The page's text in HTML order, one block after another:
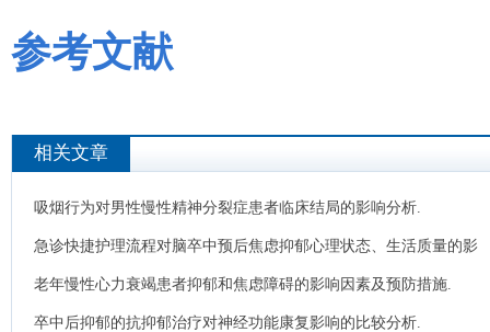
参考文献
相关文章
吸烟行为对男性慢性精神分裂症患者临床结局的影响分析.
急诊快捷护理流程对脑卒中预后焦虑抑郁心理状态、生活质量的影
响.
老年慢性心力衰竭患者抑郁和焦虑障碍的影响因素及预防措施.
卒中后抑郁的抗抑郁治疗对神经功能康复影响的比较分析.